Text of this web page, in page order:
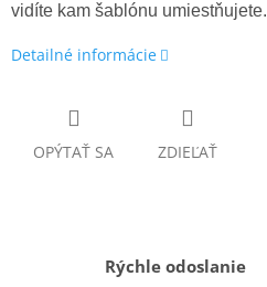
vidíte kam šablónu umiestňujete.
Detailné informácie
OPÝTAŤ SA ZDIEĽAŤ
Rýchle odoslanie